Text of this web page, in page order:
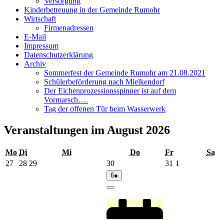
Kinderbetreuung in der Gemeinde Rumohr
Wirtschaft
Firmenadressen
E-Mail
Impressum
Datenschutzerklärung
Archiv
Sommerfest der Gemeinde Rumohr am 21.08.2021
Schülerbeförderung nach Mielkendorf
Der Eichenprozessionsspinner ist auf dem
Vormarsch….
Tag der offenen Tür beim Wasserwerk
Veranstaltungen im August 2026
MoMontag
DiDienstag MiMittwoch DoDonnerstag
FrFreitag Sa
2727.2828.
2929.
3030.
Juli
2026
31 31.
1
66.
August
2026
●
Veranstaltung)
Close